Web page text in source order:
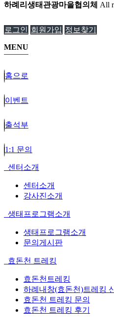
하례리생태관광마을협의체 All
로그인 회원가입 정보찾기
MENU
홈으로
이벤트
출석부
1:1 문의
센터소개
센터소개
강사진소개
생태프로그램소개
생태프로그램소개
문의게시판
효돈천 트레킹
효돈천트레킹
하례내창(효돈천)트레킹
효돈천 트레킹 문의
효돈천 트레킹 후기